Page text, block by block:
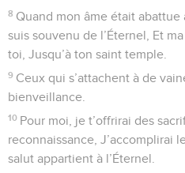
8 Quand mon âme était
suis souvenu de l’Éternel, Et
toi, Jusqu’à ton saint temple.
9 Ceux qui s’attachent à de
bienveillance.
10 Pour moi, je t’offrirai des
reconnaissance, J’accomplirai
salut appartient à l’Éternel.